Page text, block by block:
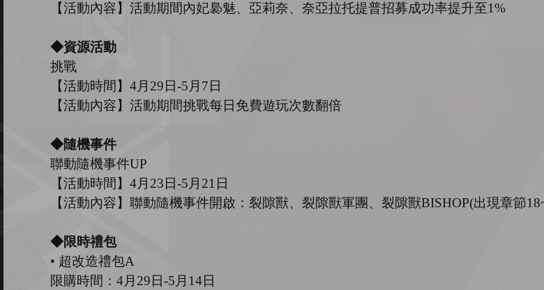
【活動內容】活動期間內妃裊魅、亞莉奈、奈亞拉托提普招募成功率提升至1%
◆資源活動
挑戰
【活動時間】 4月 29 日-5月 7 日
【活動內容】活動期間挑戰每日免費遊玩次數翻倍
◆隨機事件
聯動隨機事件UP
【活動時間】 4月 23 日-5月 21 日
【活動內容】聯動隨機事件開啟：裂隙獸、裂隙獸軍團、裂隙獸BISHOP(出現章節
◆限時禮包
• 超改造禮包A
限購時間： 4月 29 日-5月 14日